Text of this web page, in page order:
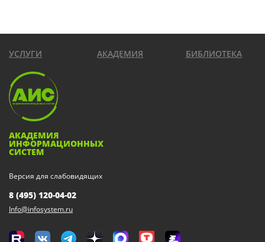
УСЛУГИ АКАДЕМИЯ БИБЛИОТЕКА
АКАДЕМИЯ
ИНФОРМАЦИОННЫХ
СИСТЕМ
Версия для слабовидящих
8 (495) 120-04-02
Info@infosystem.ru